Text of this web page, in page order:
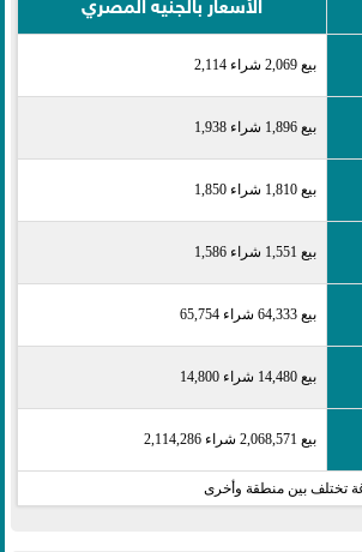
بيع 2,069 شراء 2,114
بيع 1,896 شراء 1,938
بيع 1,810 شراء 1,850
بيع 1,551 شراء 1,586
بيع 64,333 شراء 65,754
بيع 14,480 شراء 14,800
بيع 2,068,571 شراء 2,114,286
تختلف بين منطقة وأخرى